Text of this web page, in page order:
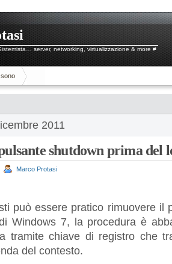
server, networking, virtualizzazione & more #
2011
shutdown prima del
Marco Protasi
può essere pratico rimuovere il
Windows 7, la procedura è
tramite chiave di registro che
del contesto.